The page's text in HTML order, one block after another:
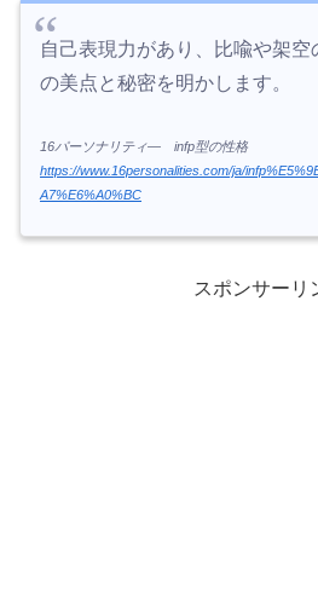
自己表現力があり、比喩や架
の美点と秘密を明かします。
16パーソナリティ― infp型の性格
https://www.16personalities.com/ja/
A7%E6%A0%BC
スポンサーリ